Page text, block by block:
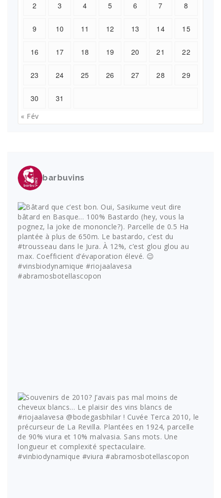
2 3 4 5 6 7 8
9 10 11 12 13 14 15
16 17 18 19 20 21 22
23 24 25 26 27 28 29
30 31
« Fév
barbuvins